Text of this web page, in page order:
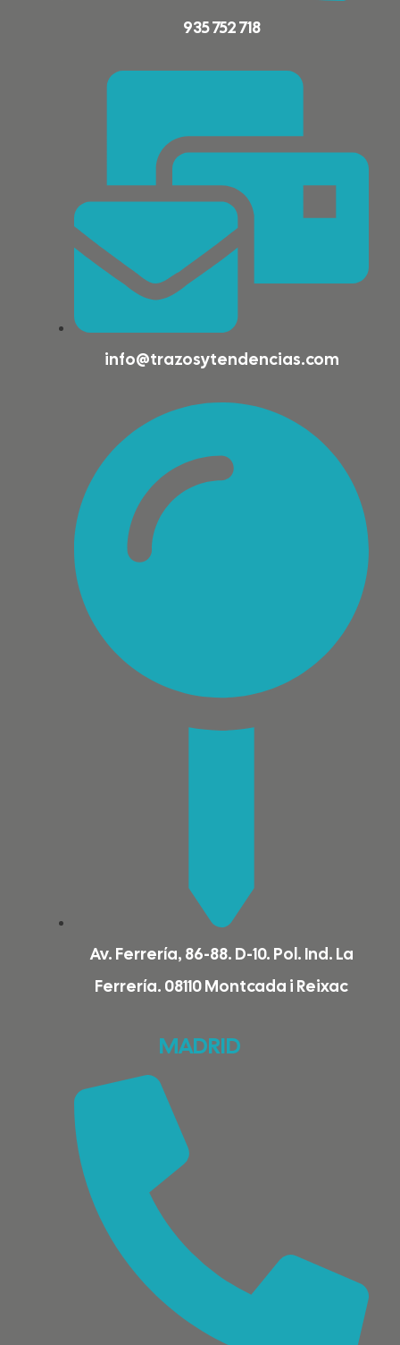
935 752 718
info@trazosytendencias.com
Av. Ferrería, 86-88. D-10. Pol. Ind. La
Ferrería. 08110 Montcada i Reixac
MADRID